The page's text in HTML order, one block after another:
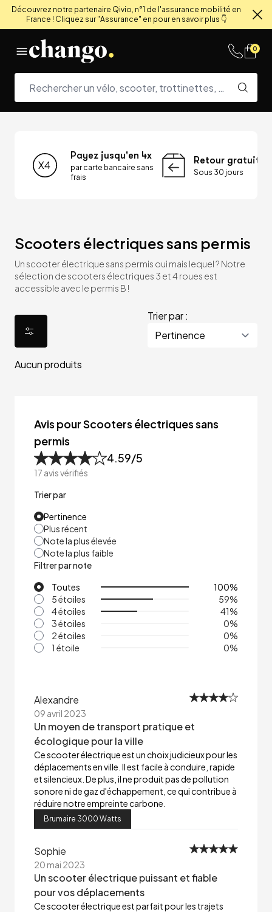
Découvrez notre partenaire Qivio, n°1 de l'assurance mobilité en
France ! Cliquez sur "Assurance" en pour en savoir plus 👇
0
Payez jusqu'en 4x
par carte bancaire sans
frais
Retour gratuit
Sous 30 jours
Scooters électriques sans permis
Un scooter électrique sans permis oui mais lequel ? Notre
sélection de scooters électriques 3 et 4 roues est
accessible avec le permis B !
Trier par :
Aucun produits
Avis pour Scooters électriques sans
permis
4.59/5
17 avis vérifiés
Trier par
Pertinence
Plus récent
Note la plus élevée
Note la plus faible
Filtrer par note
Toutes
100%
5 étoiles
59%
4 étoiles
41%
3 étoiles
0%
2 étoiles
0%
1 étoile
0%
Alexandre
09 avril 2023
Un moyen de transport pratique et
écologique pour la ville
Ce scooter électrique est un choix judicieux pour les
déplacements en ville. Il est facile à conduire, rapide
et silencieux. De plus, il ne produit pas de pollution
sonore ni de gaz d'échappement, ce qui contribue à
réduire notre empreinte carbone.
Brumaire 3000 Watts
Sophie
20 mai 2023
Un scooter électrique puissant et fiable
pour vos déplacements
Ce scooter électrique est parfait pour les trajets